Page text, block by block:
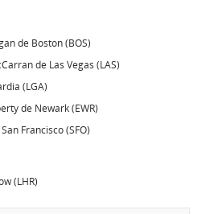
de Boston (BOS)
de Las Vegas (LAS)
(LGA)
de Newark (EWR)
Francisco (SFO)
(LHR)